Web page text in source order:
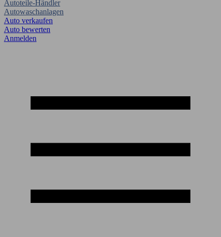
Autoteile-Händler
Autowaschanlagen
Auto verkaufen
Auto bewerten
Anmelden